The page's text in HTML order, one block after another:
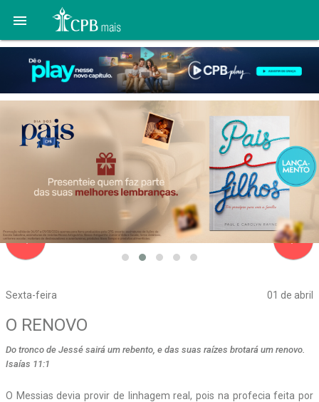

Sexta-feira 01 de abril
navigate_before
O RENOVO
Do tronco de Jessé sairá um rebento, e das suas raízes brotará um renovo.
Isaías 11:1
O Messias devia provir de linhagem real, pois na profecia feita por
navigate_next